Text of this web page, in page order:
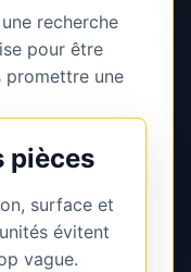
recherche
pour être
promettre une
pièces
surface et
évitent
vague.